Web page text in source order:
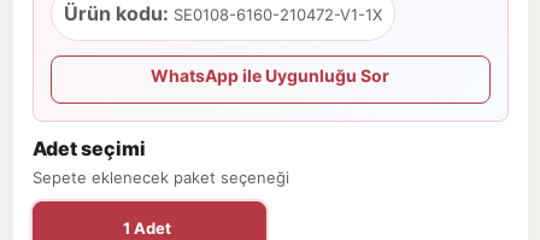
Ürün kodu: SE0108-6160-210472-V1-1X
WhatsApp ile Uygunluğu Sor
Adet seçimi
Sepete eklenecek paket seçeneği
1 Adet